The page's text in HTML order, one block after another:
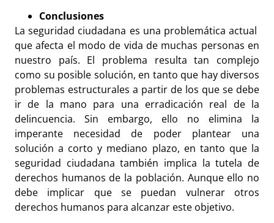
Conclusiones
La seguridad ciudadana es una problemática actual
que afecta el modo de vida de muchas personas en
nuestro país. El problema resulta tan complejo
como su posible solución, en tanto que hay diversos
problemas estructurales a partir de los que se debe
ir de la mano para una erradicación real de la
delincuencia. Sin embargo, ello no elimina la
imperante necesidad de poder plantear una
solución a corto y mediano plazo, en tanto que la
seguridad ciudadana también implica la tutela de
derechos humanos de la población. Aunque ello no
debe implicar que se puedan vulnerar otros
derechos humanos para alcanzar este objetivo.